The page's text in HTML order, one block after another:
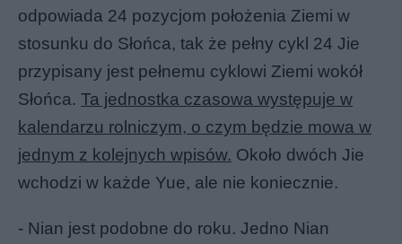
odpowiada 24 pozycjom położenia Ziemi w
stosunku do Słońca, tak że pełny cykl 24 Jie
przypisany jest pełnemu cyklowi Ziemi wokół
Słońca. Ta jednostka czasowa występuje w
kalendarzu rolniczym, o czym będzie mowa w
jednym z kolejnych wpisów. Około dwóch Jie
wchodzi w każde Yue, ale nie koniecznie.
- Nian jest podobne do roku. Jedno Nian